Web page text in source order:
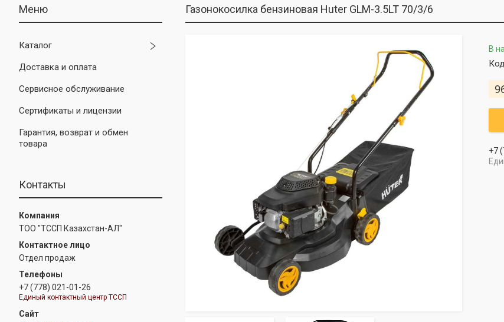
Каталог
Доставка и оплата
Сервисное обслуживание
Сертификаты и лицензии
Гарантия, возврат и обмен
товара
Контакты
ТОО "ТССП Казахстан-АЛ"
Отдел продаж
+7 (778) 021-01-26
Единый контактный центр ТССП
Газонокосилка бензиновая Huter GLM-3.5LT 70/3/6
В
+7